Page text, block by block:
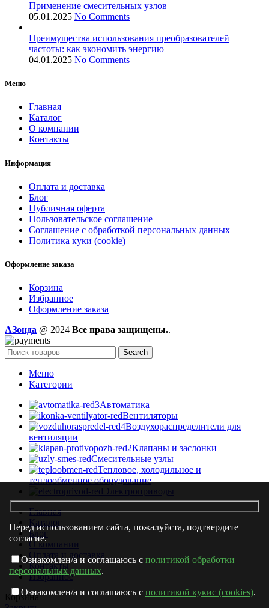
Применение смесительных узлов
05.01.2025 No Comments
Преимущества использования преобразователей
частоты: как экономить энергию
04.01.2025 No Comments
Меню
Главная
Каталог
О компании
Контакты
Информация
Оплата и доставка
Блог
Публичная оферта
Пользовательское соглашение
Соглашение с обработкой персональных данных
Политика куки (cookie)
Оформление заказа
Корзина
Избранное
Оформление заказа
AЗонда @ 2024 Все права защищены..
Search
Меню
Категории
Автоматика
Вентиляторы
Воздухораспределители для
вентиляции
Клапаны и заслонки
Смесительные узлы
Тепловое, холодильное и
теплообменное оборудование
Электроприводы
Главная
Каталог
Блог
О компании
Оплата и доставка
Контакты
Избранное
Корзина
Перед использованием сайта, пожалуйста, подтвердите
согласие.
Ознакомлен/а и соглашаюсь с политикой обработки
персональных данных.
Ознакомлен/а и соглашаюсь с политикой кукис (cookies).